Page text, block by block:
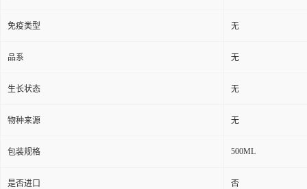
免疫类型 无
品系 无
生长状态 无
物种来源 无
包装规格 500ML
是否进口 否